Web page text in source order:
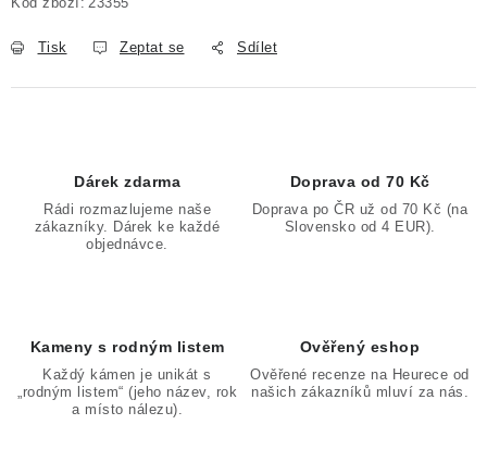
Tisk Zeptat se Sdílet
Dárek zdarma
Rádi rozmazlujeme naše
zákazníky. Dárek ke každé
objednávce.
Doprava od 70 Kč
Doprava po ČR už od 70 Kč (na
Slovensko od 4 EUR).
Kameny s rodným listem
Každý kámen je unikát s
„rodným listem“ (jeho název, rok
a místo nálezu).
Ověřený eshop
Ověřené recenze na Heurece od
našich zákazníků mluví za nás.